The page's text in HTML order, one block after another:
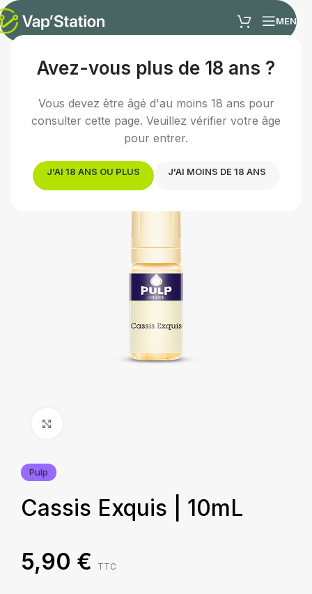
Avez-vous plus de 18 ans ?
Vous devez être âgé d'au moins 18 ans pour
consulter cette page. Veuillez vérifier votre âge
pour entrer.
J'AI 18 ANS OU PLUS J'AI MOINS DE 18 ANS
MENU
Accueil /E-liquides/E-liquide fruité
Pulp
Cassis Exquis | 10mL
5,90 € TTC